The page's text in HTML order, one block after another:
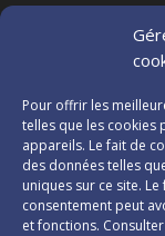
Pour offrir les
telles que les cookies
appareils. Le fait de
des données telles
uniques sur ce site.
consentement peut
et fonctions.
Page
NOS
Consulter